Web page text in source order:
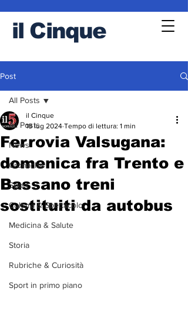
il Cinque
Post
All Posts
News
Cronache
Sport
Cultura & Spettacolo
Medicina & Salute
Storia
Rubriche & Curiosità
Sport in primo piano
All Posts
Ferrovia Valsugana:
domenica fra Trento e
Bassano treni
sostituiti da autobus
il Cinque
18 lug 2024 Tempo di lettura: 1 min